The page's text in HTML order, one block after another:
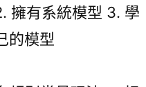
擁有系統模型 3. 學
的模型